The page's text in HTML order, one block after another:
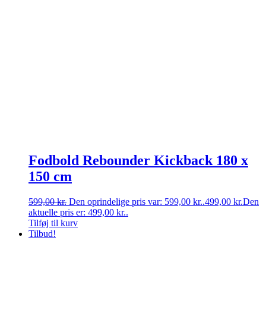
Fodbold Rebounder Kickback 180 x
150 cm
599,00kr. Den oprindelige pris var: 599,00 kr..499,00 kr.Den
aktuelle pris er: 499,00 kr..
Tilføj til kurv
Tilbud!